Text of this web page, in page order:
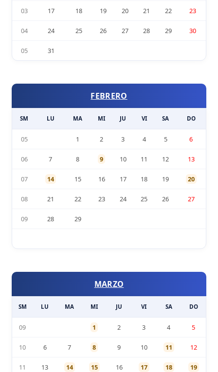
03 17 18 19 20 21 22 23
04 24 25 26 27 28 29 30
05 31
FEBRERO
SM LU MA MI JU VI SA DO
05 1 2 3 4 5 6
06 7 8 9 10 11 12 13
07 14 15 16 17 18 19 20
08 21 22 23 24 25 26 27
09 28 29
MARZO
SM LU MA MI JU VI SA DO
09 1 2 3 4 5
10 6 7 8 9 10 11 12
11 13 14 15 16 17 18 19